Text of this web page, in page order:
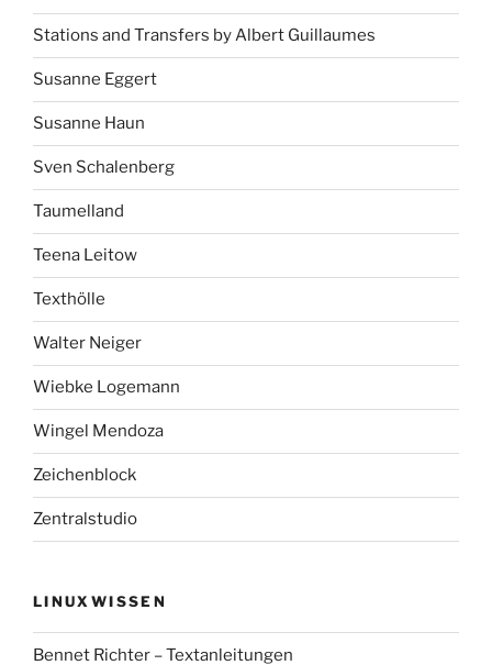
Stations and Transfers by Albert Guillaumes
Susanne Eggert
Susanne Haun
Sven Schalenberg
Taumelland
Teena Leitow
Texthölle
Walter Neiger
Wiebke Logemann
Wingel Mendoza
Zeichenblock
Zentralstudio
LINUXWISSEN
Bennet Richter – Textanleitungen